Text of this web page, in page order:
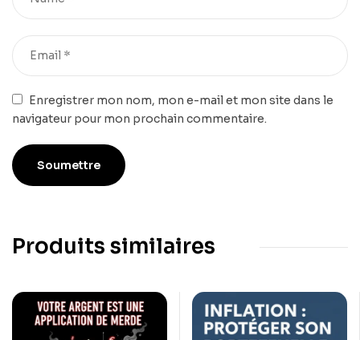
Enregistrer mon nom, mon e-mail et mon site dans le
navigateur pour mon prochain commentaire.
Produits similaires